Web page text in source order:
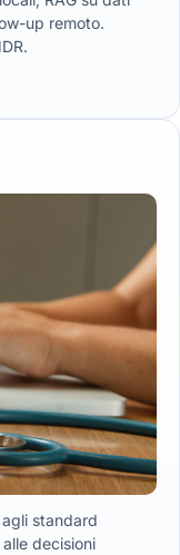
up remoto.
standard
decisioni